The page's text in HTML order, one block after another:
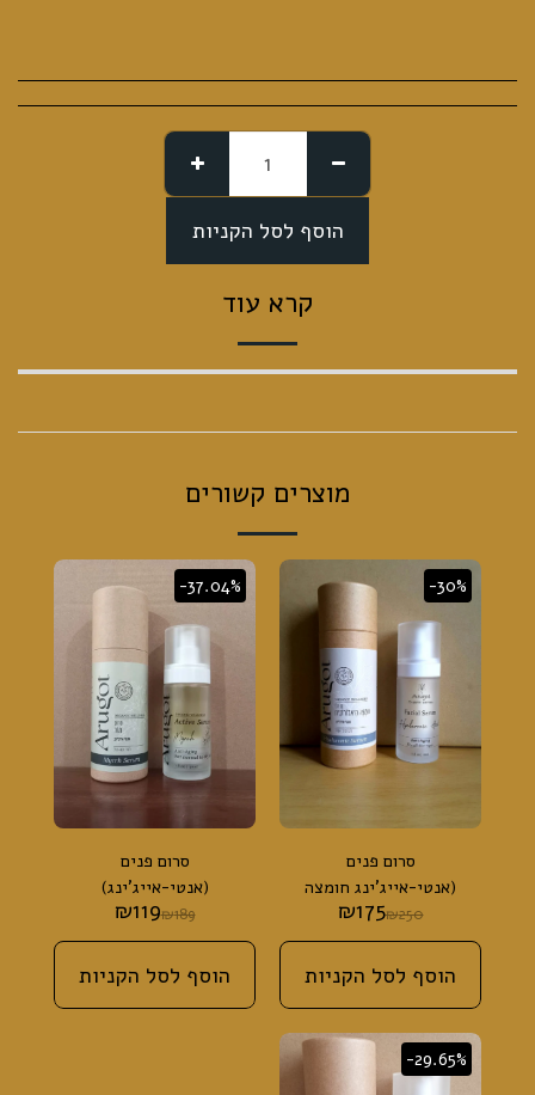
הוסף לסל הקניות
קרא עוד
מוצרים קשורים
-30%
סרום פנים
(אנטי-אייג'ינג חומצה
היאלורונית)
₪250
₪175
הוסף לסל הקניות
-37.04%
סרום פנים
(אנטי-אייג'ינג)
₪189
₪119
הוסף לסל הקניות
-29.65%